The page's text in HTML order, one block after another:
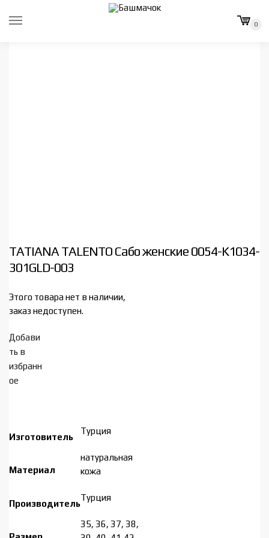
0
TATIANA TALENTO Сабо женские 0054-K1034-
301GLD-003
Этого товара нет в наличии,
заказ недоступен.
Добави
ть в
избранн
ое
Изготовитель
Турция
Материал
натуральная
кожа
Производитель
Турция
35, 36, 37, 38,